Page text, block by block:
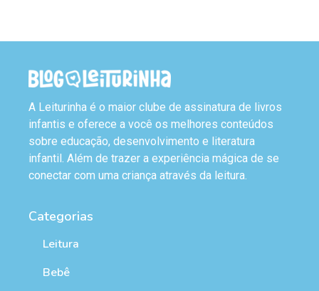
A Leiturinha é o maior clube de assinatura de livros
infantis e oferece a você os melhores conteúdos
sobre educação, desenvolvimento e literatura
infantil. Além de trazer a experiência mágica de se
conectar com uma criança através da leitura.
Categorias
Leitura
Bebê